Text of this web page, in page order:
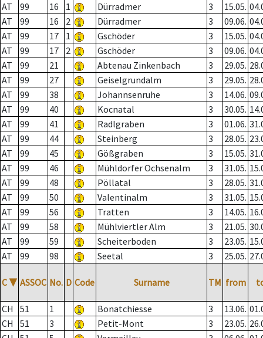
AT
99 16 1 Dürradmer 3 15.05.
AT
99 16 2 Dürradmer 3 09.06.
AT
99 17 1 Gschöder 3 15.05.
AT
99 17 2 Gschöder 3 09.06.
AT
99 21 Abtenau Zinkenbach 3 29.05.
AT
99 27 Geiselgrundalm 3 29.05.
AT
99 38 Johannsenruhe 3 14.06.
AT
99 40 Kocnatal 3 30.05.
AT
99 41 Radlgraben 3 01.06.
AT
99 44 Steinberg 3 28.05.
AT
99 45 Gößgraben 3 15.05.
AT
99 46 Mühldorfer Ochsenalm 3 31.05.
AT
99 48 Pöllatal 3 28.05.
AT
99 50 Valentinalm 3 31.05.
AT
99 56 Tratten 3 14.05.
AT
99 58 Mühlviertler Alm 3 21.05.
AT
99 59 Scheiterboden 3 23.05.
AT
99 98 Seetal 3 25.05.
C ▼ ASSOC No. D Code Surname TM from
CH 51 1 Bonatchiesse 3 13.06.
CH
51 3 Petit-Mont 3 23.05.